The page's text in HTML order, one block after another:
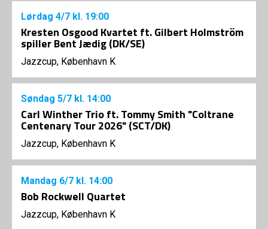
Lørdag 4/7 kl. 19:00
Kresten Osgood Kvartet ft. Gilbert Holmström
spiller Bent Jædig (DK/SE)
Jazzcup, København K
Søndag 5/7 kl. 14:00
Carl Winther Trio ft. Tommy Smith "Coltrane
Centenary Tour 2026" (SCT/DK)
Jazzcup, København K
Mandag 6/7 kl. 14:00
Bob Rockwell Quartet
Jazzcup, København K